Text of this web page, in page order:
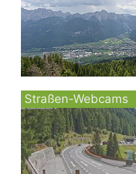
Straßen-Webcams